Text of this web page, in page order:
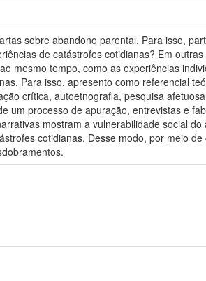
sobre abandono parental. Para isso,
de catástrofes cotidianas? Em
mesmo tempo, como as experiências
Para isso, apresento como referencial
crítica, autoetnografia, pesquisa
um processo de apuração, entrevistas e
mostram a vulnerabilidade social
cotidianas. Desse modo, por meio